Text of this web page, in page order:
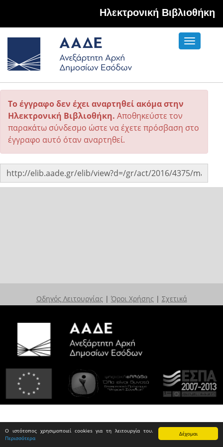
Δέχομαι
Ο ιστότοπος χρησιμοποιεί cookies για τη λειτουργία του.
Περισσότερα
Hλεκτρονική Βιβλιοθήκη
Toggle
Το έγγραφο δεν έχει αναρτηθεί ακόμα στην
Ηλεκτρονική Βιβλιοθήκη. Αποθηκεύστε τον
παρακάτω σύνδεσμο ώστε να έχετε πρόσβαση στο
έγγραφο αυτό όταν αναρτηθεί.
Οδηγός Λειτουργίας | Όροι Χρήσης | Σχετικά